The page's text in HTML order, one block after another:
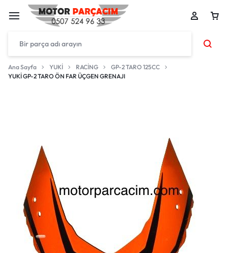
Ana Sayfa YUKİ RACİNG
GP-2 TARO 125CC
YUKİ GP-2 TARO ÖN FAR ÜÇGEN GRENAJI